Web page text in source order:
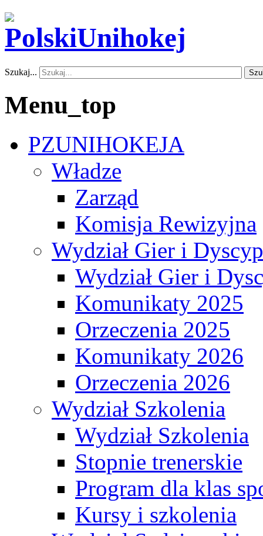
Szukaj...
Menu_top
PZUNIHOKEJA
Władze
Zarząd
Komisja Rewizyjna
Wydział Gier i
Wydział Gier i
Komunikaty 2025
Orzeczenia 2025
Komunikaty 2026
Orzeczenia 2026
Wydział Szkolenia
Wydział Szkolenia
Stopnie trenerskie
Program dla klas
Kursy i szkolenia